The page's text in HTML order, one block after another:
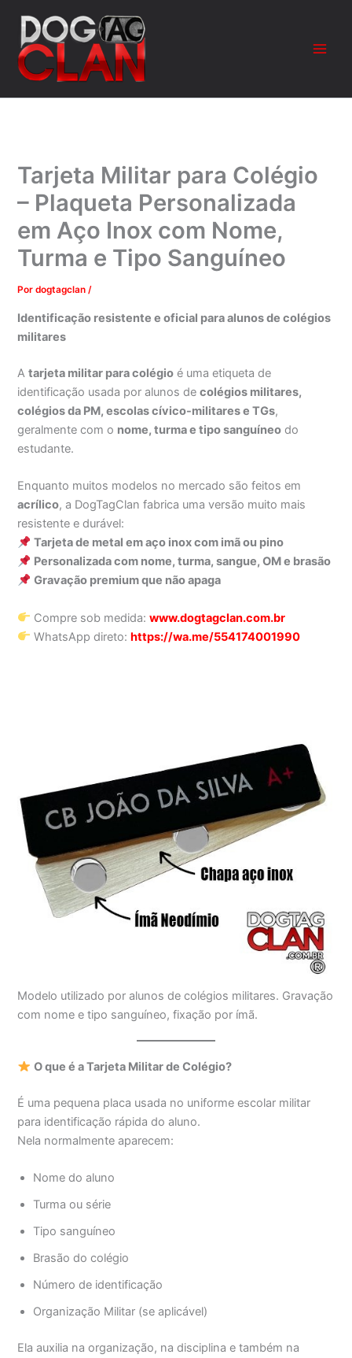
para
conteúdo
Tarjeta Militar para Colégio
– Plaqueta Personalizada
em Aço Inox com Nome,
Turma e Tipo Sanguíneo
Pordogtagclan/
Identificação resistente e oficial para alunos de colégios
militares
Atarjeta militar para colégio é uma etiqueta de
identificação usada por alunos decolégios militares,
colégios da PM, escolas cívico-militares e TGs,
geralmente com o nome, turma e tipo sanguíneo do
estudante.
Enquanto muitos modelos no mercado são feitos em
acrílico, a DogTagClan fabrica uma versão muito mais
resistente e durável:
Tarjeta de metal em aço inox com imã ou pino
Personalizada com nome, turma, sangue, OM e brasão
Gravação premium que não apaga
Compre sob medida:www.dogtagclan.com.br
WhatsApp direto:https://wa.me/554174001990
Modelo utilizado por alunos de colégios militares. Gravação
com nome e tipo sanguíneo, fixação por ímã.
O que é a Tarjeta Militar de Colégio?
É uma pequena placa usada no uniforme escolar militar
para identificação rápida do aluno.
Nela normalmente aparecem:
Nome do aluno
Turma ou série
Tipo sanguíneo
Brasão do colégio
Número de identificação
Organização Militar (se aplicável)
Ela auxilia na organização, na disciplina e também na